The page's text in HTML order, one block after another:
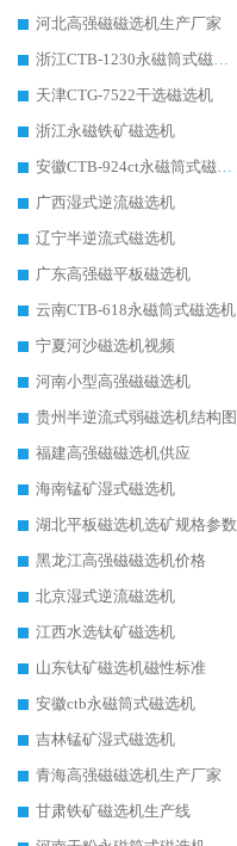
河北高强磁磁选机生产厂家
浙江CTB-1230永磁筒式磁选机生产厂家
天津CTG-7522干选磁选机
浙江永磁铁矿磁选机
安徽CTB-924ct永磁筒式磁选机
广西湿式逆流磁选机
辽宁半逆流式磁选机
广东高强磁平板磁选机
云南CTB-618永磁筒式磁选机
宁夏河沙磁选机视频
河南小型高强磁磁选机
贵州半逆流式弱磁选机结构图
福建高强磁磁选机供应
海南锰矿湿式磁选机
湖北平板磁选机选矿规格参数
黑龙江高强磁磁选机价格
北京湿式逆流磁选机
江西水选钛矿磁选机
山东钛矿磁选机磁性标准
安徽ctb永磁筒式磁选机
吉林锰矿湿式磁选机
青海高强磁磁选机生产厂家
甘肃铁矿磁选机生产线